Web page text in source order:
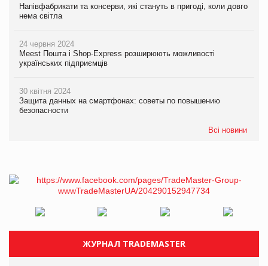
Напівфабрикати та консерви, які стануть в пригоді, коли довго
нема світла
24 червня 2024
Meest Пошта і Shop-Express розширюють можливості
українських підприємців
30 квітня 2024
Защита данных на смартфонах: советы по повышению
безопасности
Всі новини
ЖУРНАЛ TRADEMASTER